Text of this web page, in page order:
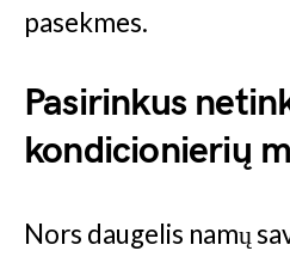
pasekmes.
Pasirinkus
kondicionierių
Nors daugelis namų